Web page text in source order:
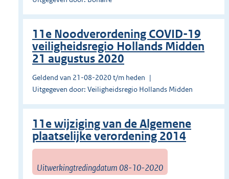
11e Noodverordening COVID-19
veiligheidsregio Hollands Midden
21 augustus 2020
Geldend van 21-08-2020 t/m heden
Uitgegeven door: Veiligheidsregio Hollands Midden
11e wijziging van de Algemene
plaatselijke verordening 2014
Uitwerkingtredingdatum 08-10-2020